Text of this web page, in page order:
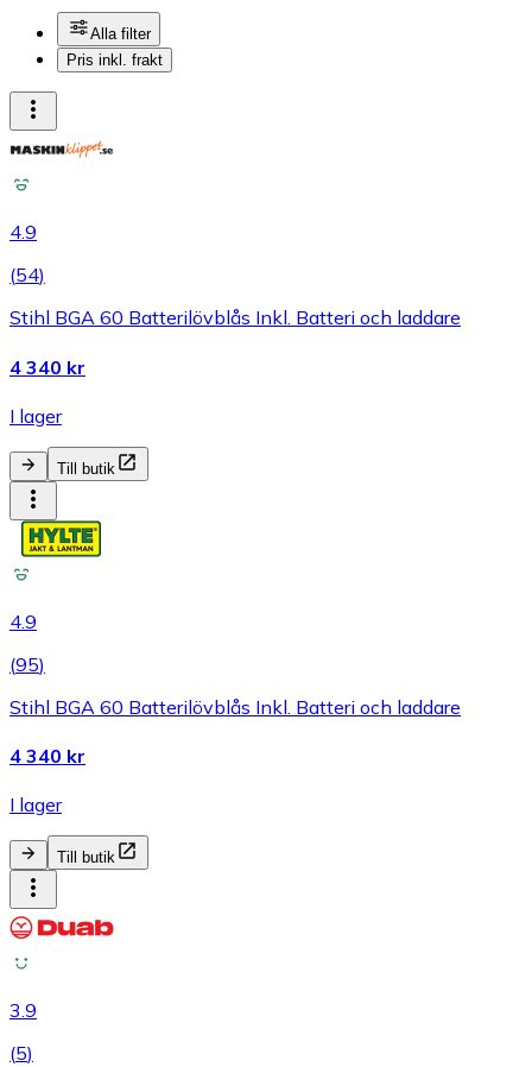
Alla filter
Pris inkl. frakt
4.9
(54)
Stihl BGA 60 Batterilövblås Inkl. Batteri och laddare
4 340 kr
I lager
Till butik
4.9
(95)
Stihl BGA 60 Batterilövblås Inkl. Batteri och laddare
4 340 kr
I lager
Till butik
3.9
(5)